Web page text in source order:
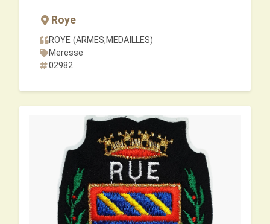
Roye
ROYE (ARMES,MEDAILLES)
Meresse
02982